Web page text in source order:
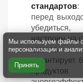
стандартов:
перед
настроен на
камера —
гарантирует
Мы используем файлы
персонализации и
Принять